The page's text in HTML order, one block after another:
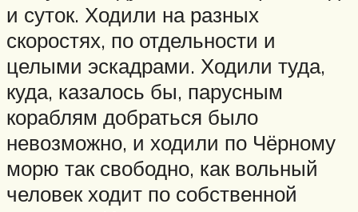
и суток. Ходили на разных
скоростях, по отдельности и
целыми эскадрами. Ходили туда,
куда, казалось бы, парусным
кораблям добраться было
невозможно, и ходили по Чёрному
морю так свободно, как вольный
человек ходит по собственной